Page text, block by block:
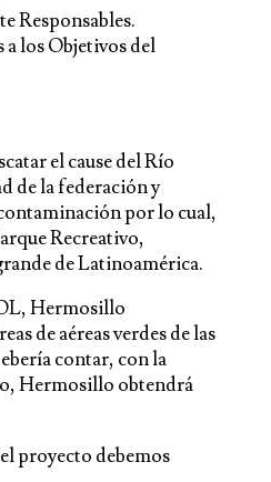
Responsables.
a los Objetivos del
el cause del Río
de la federación y
por lo cual,
Recreativo,
de Latinoamérica.
Hermosillo
de aéreas verdes de las
contar, con la
Hermosillo obtendrá
proyecto debemos